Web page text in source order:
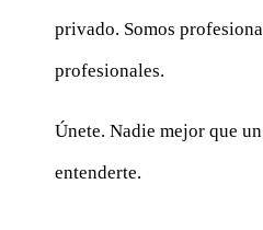
privado. Somos
profesionales.
Únete. Nadie mejor que
entenderte.